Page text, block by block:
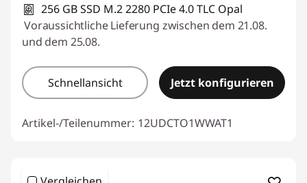
256 GB SSD M.2 2280 PCIe 4.0 TLC Opal
Voraussichtliche Lieferung zwischen dem 21.08.
und dem 25.08.
Schnellansicht Jetzt konfigurieren
Artikel-/Teilenummer: 12UDCTO1WWAT1